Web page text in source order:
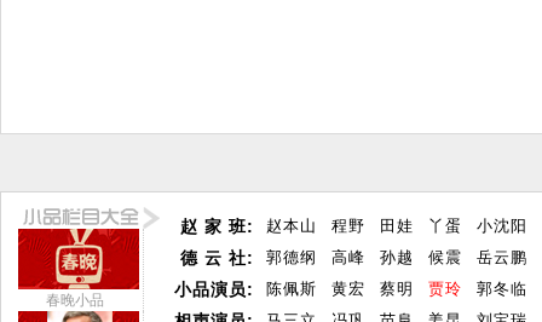
春晚小品
赵 家 班:
德 云 社:
小品演员:
赵本山 程野 田娃 丫蛋
小沈阳
郭德纲
高峰 孙越 候震
岳云鹏
陈佩斯
黄宏 蔡明 贾玲
郭冬临